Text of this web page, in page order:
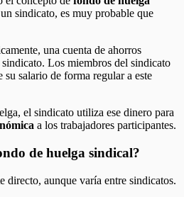
sindicato, es muy probable que
una cuenta de ahorros
Los miembros del sindicato
su salario de forma regular a este
el sindicato utiliza ese dinero para
a los trabajadores participantes.
de huelga sindical?
directo, aunque varía entre sindicatos.